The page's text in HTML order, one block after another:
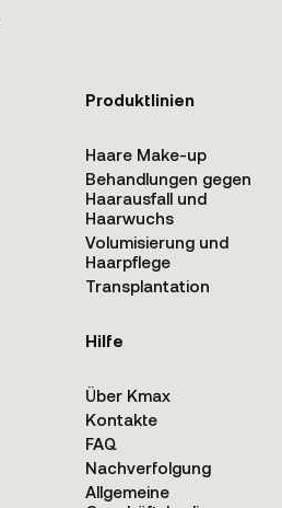
Produktlinien
Haare Make-up
Behandlungen gegen
Haarausfall und
Haarwuchs
Volumisierung und
Haarpflege
Transplantation
Hilfe
Über Kmax
Kontakte
FAQ
Nachverfolgung
Allgemeine